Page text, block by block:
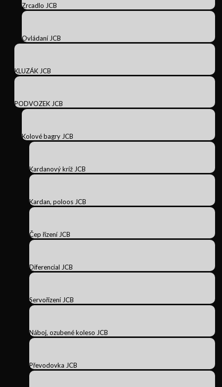
Zrcadlo JCB
Ovládaní JCB
KLUZÁK JCB
PODVOZEK JCB
Kolové bagry JCB
Kardanový kríž JCB
Kardan, poloos JCB
Čep řízení JCB
Diferencial JCB
Servořízení JCB
Náboj, ozubené koleso JCB
Převodovka JCB